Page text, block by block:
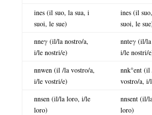
ines (il suo, la sua, i
suoi, le sue)
ines (il
suoi, le
nneγ (il/la nostro/a,
i/le nostri/e)
nnteγ (il/la
i/le nostri/
nnwen (il /la vostro/a,
i/le vostri/e)
nnk°ent (il
vostro/a, i/
nnsen (il/la loro, i/le
loro)
nnsent (il/
loro)